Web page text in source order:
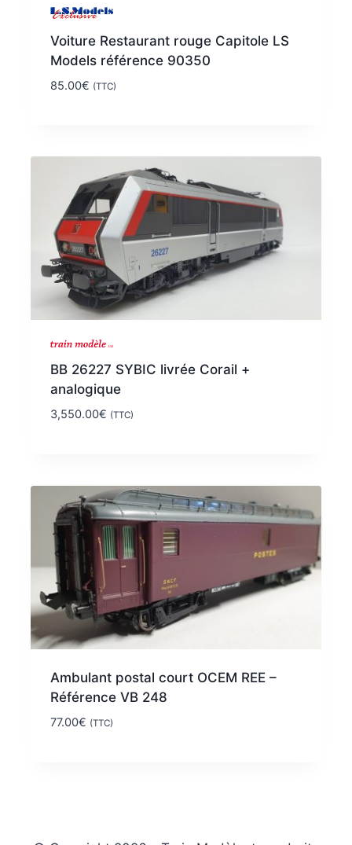
Voiture Restaurant rouge Capitole LS
Models référence 90350
85.00€ (TTC)
BB 26227 SYBIC livrée Corail +
analogique
3,550.00€ (TTC)
Ambulant postal court OCEM REE –
Référence VB 248
77.00€ (TTC)